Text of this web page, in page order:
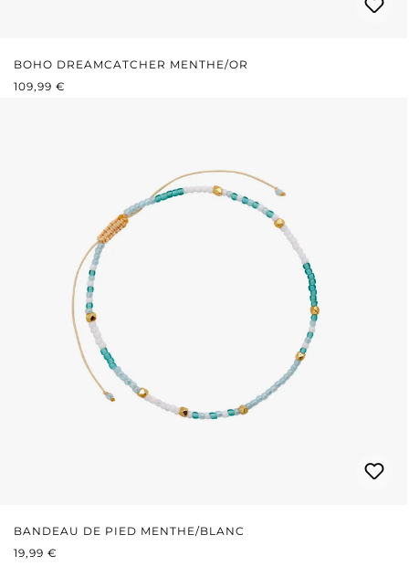
BOHO DREAMCATCHER MENTHE/OR
PRIX RÉGULIER :
109,99 €
BANDEAU DE PIED MENTHE/BLANC
PRIX RÉGULIER :
19,99 €